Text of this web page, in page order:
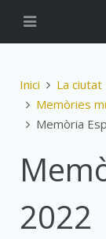
Inici La ciutat
Memòries
Memòria
2022